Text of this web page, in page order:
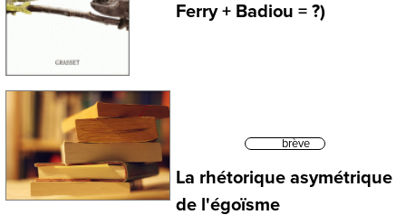
Ferry + Badiou = ?)
brève
La rhétorique asymétrique
de l'égoïsme